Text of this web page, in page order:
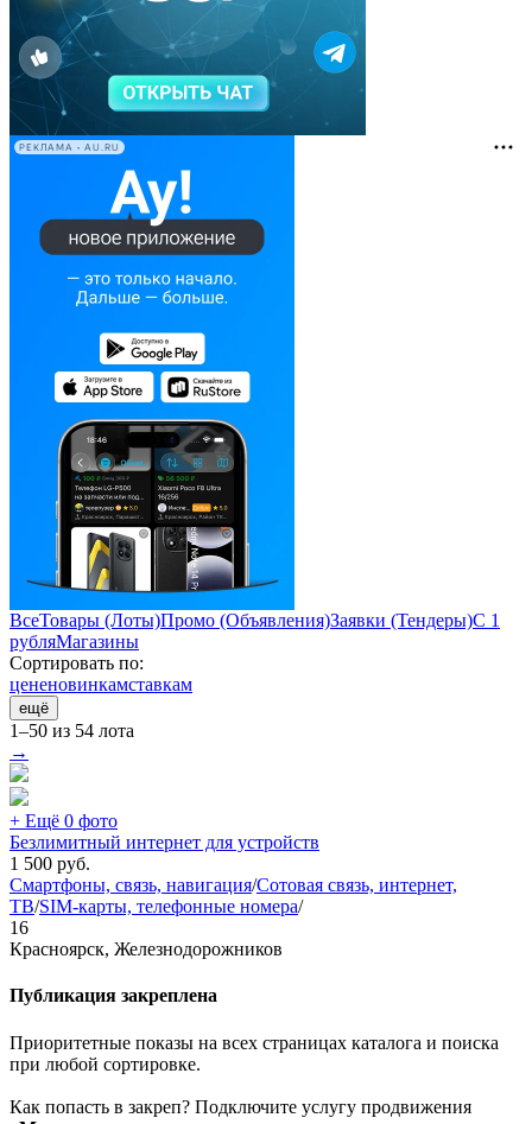
РЕКЛАМА • AU.RU
ВсеТовары (Лоты)Промо (Объявления)Заявки (Тендеры)С 1
рубляМагазины
Сортировать по:
цененовинкамставкам
ещё
1–50 из 54 лота
→
+ Ещё 0 фото
Безлимитный интернет для устройств
1 500 руб.
Смартфоны, связь, навигация/Сотовая связь, интернет,
ТВ/SIM-карты, телефонные номера/
16
Красноярск, Железнодорожников
Публикация закреплена
Приоритетные показы на всех страницах каталога и поиска
при любой сортировке.
Как попасть в закреп? Подключите услугу продвижения